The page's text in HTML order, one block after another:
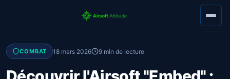
COMBAT 18 mars 2026 9 min de lecture